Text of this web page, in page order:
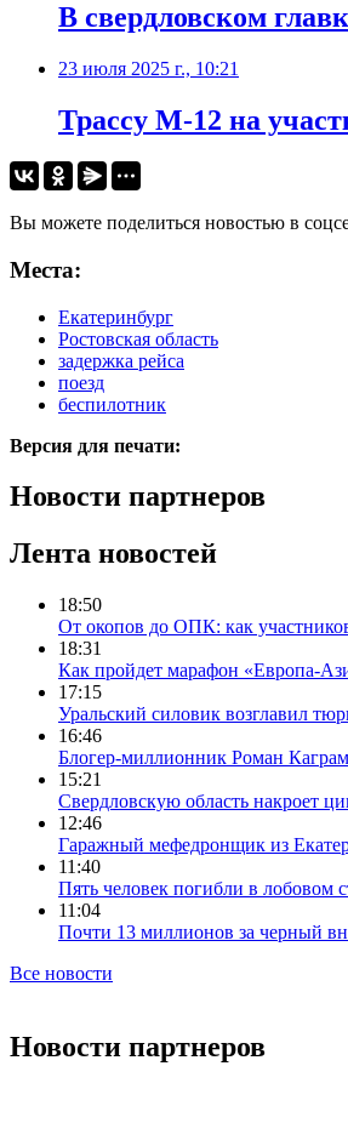
В свердловском
23 июля 2025 г., 10:21
Трассу М-12 на
Вы можете поделиться новостью в
Места:
Екатеринбург
Ростовская область
задержка рейса
поезд
беспилотник
Версия для печати:
Новости партнеров
Лента новостей
18:50
От окопов до ОПК: как
18:31
Как пройдет марафон «Европа-
17:15
Уральский силовик возглавил
16:46
Блогер-миллионник Роман
15:21
Свердловскую область накроет
12:46
Гаражный мефедронщик из
11:40
Пять человек погибли в лобовом
11:04
Почти 13 миллионов за черный
Все новости
Новости партнеров